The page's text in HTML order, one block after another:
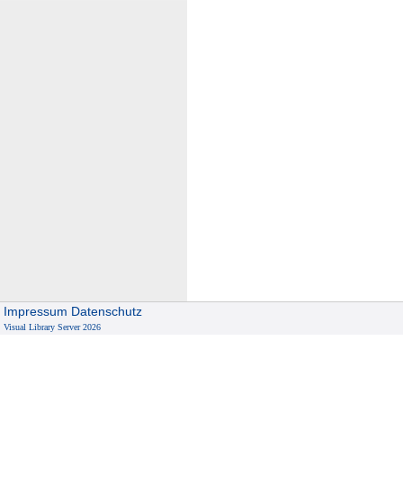
Impressum Datenschutz
Visual Library Server 2026